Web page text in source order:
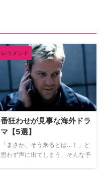
レコメンド
番狂わせが見事な海外ドラ
マ【5選】
「まさか、そう来るとは…！」と
思わず声に出てしまう、そんな予